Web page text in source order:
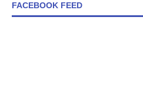
FACEBOOK FEED